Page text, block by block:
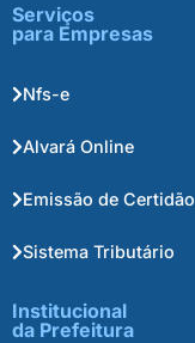
Serviços
para Empresas
Nfs-e
Alvará Online
Emissão de Certidão
Sistema Tributário
Institucional
da Prefeitura